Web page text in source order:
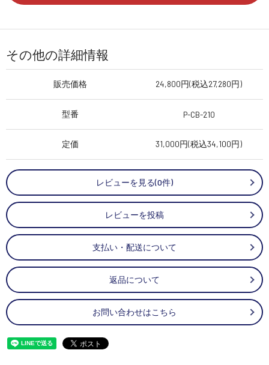
その他の詳細情報
販売価格 24,800円(税込27,280円)
型番 P-CB-210
定価 31,000円(税込34,100円)
レビューを見る(0件)
レビューを投稿
支払い・配送について
返品について
お問い合わせはこちら